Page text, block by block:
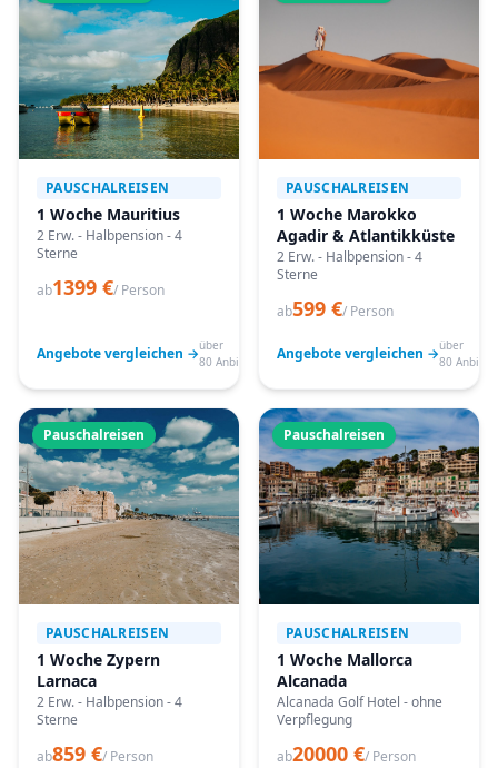
PAUSCHALREISEN
1 Woche Mauritius
2 Erw. - Halbpension - 4
Sterne
ab1399 €/ Person
Angebote vergleichen →über
80 Anbieter
PAUSCHALREISEN
1 Woche Marokko
Agadir & Atlantikküste
2 Erw. - Halbpension - 4
Sterne
ab599 €/ Person
Angebote vergleichen →über
80
Pauschalreisen
PAUSCHALREISEN
1 Woche Zypern
Larnaca
2 Erw. - Halbpension - 4
Sterne
ab859 €/ Person
Pauschalreisen
PAUSCHALREISEN
1 Woche Mallorca
Alcanada
Alcanada Golf Hotel - ohne
Verpflegung
ab20000 €/ Person